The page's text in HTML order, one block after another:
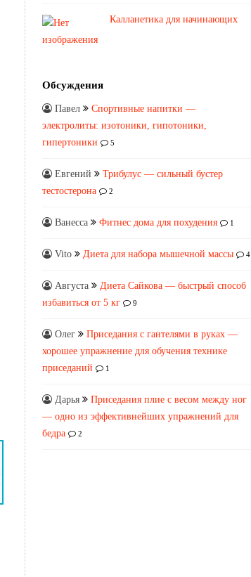
Калланетика для начинающих
Обсуждения
Павел
Спортивные напитки —
электролиты: изотоники, гипотоники,
гипертоники
5
Евгений
Трибулус — сильный бустер
тестостерона
2
Ванесса Фитнес дома для похудения 1
Vito Диета для набора мышечной массы 4
Августа
Диета Сайкова — быстрый способ
избавиться от 5 кг
9
Олег
Приседания с гантелями в руках —
хорошее упражнение для обучения технике
приседаний
1
Дарья
Приседания плие с весом между ног
— одно из эффективнейших упражнений для
бедра
2